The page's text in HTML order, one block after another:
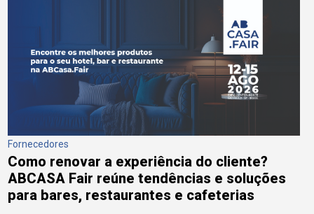
Fornecedores
Como renovar a experiência do cliente?
ABCASA Fair reúne tendências e soluções
para bares, restaurantes e cafeterias